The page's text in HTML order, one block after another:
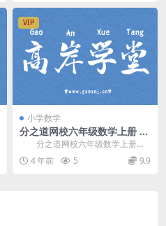
VIP
小学数学
分之道网校六年级数学上册 百
度网盘分享
分之道网校六年级数学上册，
百度网盘小学数学课程733M高清视
频。 资源目录...
4 年前 5 9.9